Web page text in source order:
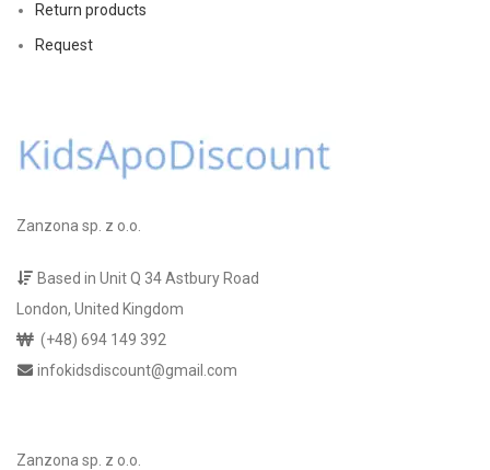
Return products
Request
Zanzona sp. z o.o.
Based in Unit Q 34 Astbury Road
London, United Kingdom
(+48) 694 149 392
infokidsdiscount@gmail.com
Zanzona sp. z o.o.